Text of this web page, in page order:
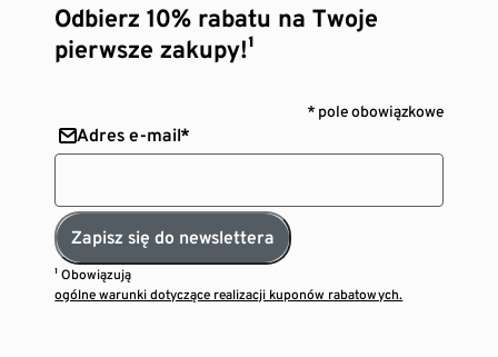
Odbierz 10% rabatu na Twoje
pierwsze zakupy!¹
* pole obowiązkowe
Adres e-mail*
Zapisz się do newslettera
¹ Obowiązują
ogólne warunki dotyczące realizacji kuponów rabatowych.